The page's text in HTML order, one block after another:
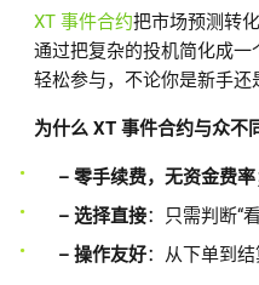
XT 事件合约把市场预测转
通过把复杂的投机简化成一
轻松参与，不论你是新手还
为什么 XT 事件合约与众不
– 零手续费，无资金费率
– 选择直接：只需判断“
– 操作友好：从下单到结